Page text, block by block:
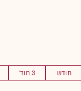
חודש 3 חוד'